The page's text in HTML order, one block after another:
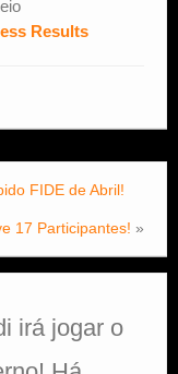
Results
FIDE de Abril!
17 Participantes! »
irá jogar o